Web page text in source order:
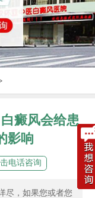
癜风会给患
影响
电话咨询
尽，如果您或者您